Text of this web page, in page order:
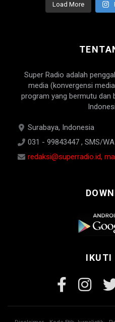
Load More
Super Radio adalah
media (konvergensi
program yang bermutu dan
Surabaya, Indonesia
031 - 99843447 , SMS/
redaksi@superradio.id,
IKUTI